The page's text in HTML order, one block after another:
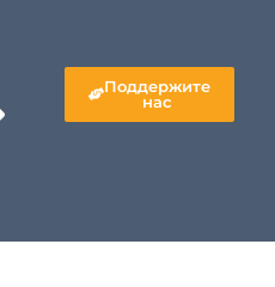
Поддержите
нас